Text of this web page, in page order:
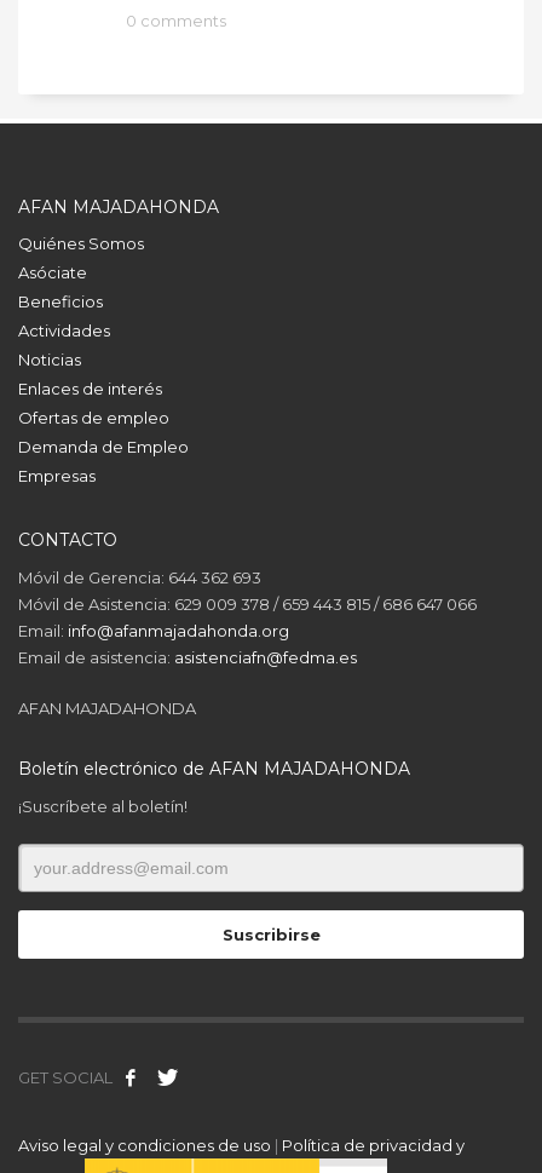
0 comments
AFAN MAJADAHONDA
Quiénes Somos
Asóciate
Beneficios
Actividades
Noticias
Enlaces de interés
Ofertas de empleo
Demanda de Empleo
Empresas
CONTACTO
Móvil de Gerencia: 644 362 693
Móvil de Asistencia: 629 009 378 / 659 443 815 / 686 647 066
Email: info@afanmajadahonda.org
Email de asistencia: asistenciafn@fedma.es
AFAN MAJADAHONDA
Boletín electrónico de AFAN MAJADAHONDA
¡Suscríbete al boletín!
GET SOCIAL
Aviso legal y condiciones de uso | Política de privacidad y